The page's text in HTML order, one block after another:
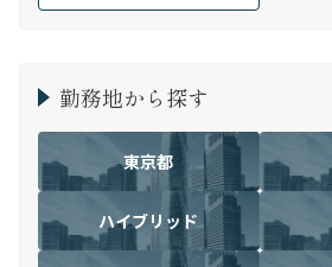
勤務地から探す
東京都
ハイブリッド